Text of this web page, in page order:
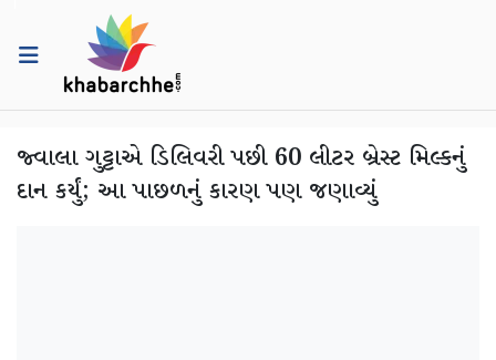
જ્વાલા ગુટ્ટાએ ડિલિવરી પછી 60 લીટર બ્રેસ્ટ મિલ્કનું
દાન કર્યું; આ પાછળનું કારણ પણ જણાવ્યું